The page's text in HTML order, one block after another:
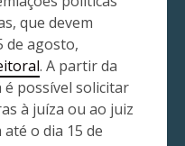
que devem
de agosto,
. A partir da
é possível solicitar
à juíza ou ao juiz
o dia 15 de